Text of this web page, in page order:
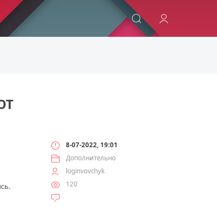
ИСКАТЬ
8-07-2022, 19:01
Дополнительно
loginvovchyk
120